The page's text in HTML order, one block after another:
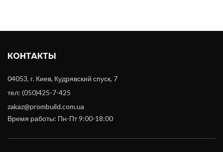
КОНТАКТЫ
04053, г. Киев, Кудрявский спуск, 7
тел: (050)425-7-425
zakaz@prombuild.com.ua
Время работы: Пн-Пт 9:00-18:00